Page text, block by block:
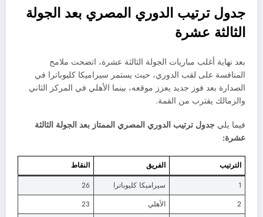
جدول ترتيب الدوري المصري بعد الجولة
الثالثة عشرة
بعد نهاية أغلب مباريات الجولة الثالثة عشرة، اتضحت ملامح
المنافسة على لقب الدوري، حيث يستمر سيراميكا كليوباترا في
الصدارة بعد فوز جديد يعزز موقعه، بينما الأهلي في المركز الثاني
والزمالك يقترب من القمة.
فيما يلي جدول ترتيب الدوري المصري الممتاز بعد الجولة الثالثة
عشرة:
الترتيب الفريق
النقاط
1
سيراميكا كليوباترا
26
2
الأهلي
23